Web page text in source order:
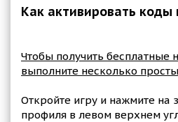
Как активировать коды
Чтобы получить бесплатные
выполните несколько
Откройте игру и нажмите на
профиля в левом верхнем